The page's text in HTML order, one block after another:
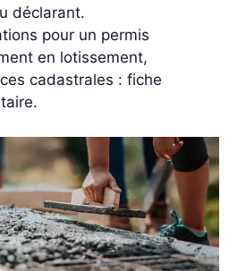
déclarant.
pour un permis
en lotissement,
cadastrales : fiche